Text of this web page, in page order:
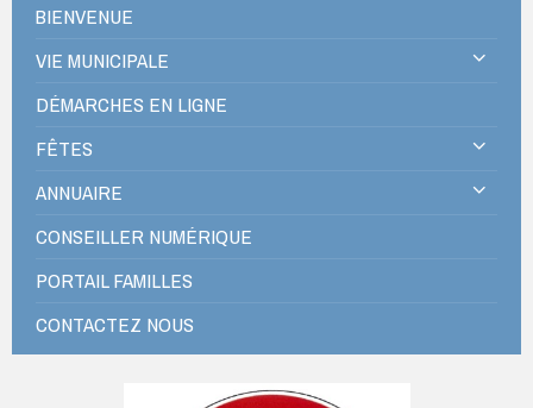
BIENVENUE
VIE MUNICIPALE
DÉMARCHES EN LIGNE
FÊTES
ANNUAIRE
CONSEILLER NUMÉRIQUE
PORTAIL FAMILLES
CONTACTEZ NOUS